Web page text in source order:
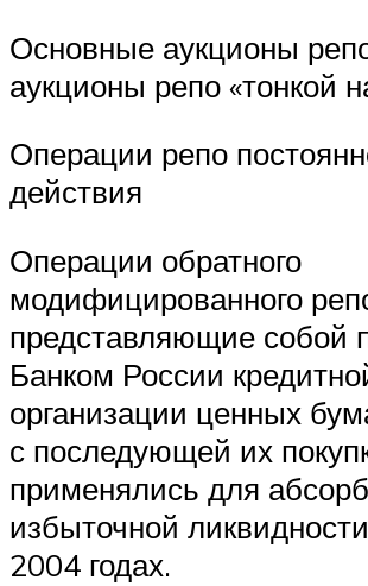
Основные аукционы
аукционы репо «тонкой
Операции репо
действия
Операции обратного
модифицированного
представляющие собой
Банком России
организации ценных
с последующей их
применялись для
избыточной
2004 годах.